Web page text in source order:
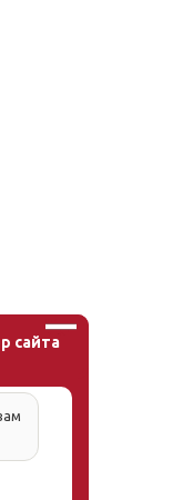
сайта